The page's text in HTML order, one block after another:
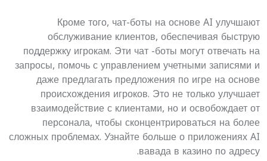
Кроме того, чат-боты на основе AI улучшают
обслуживание клиентов, обеспечивая быструю
поддержку игрокам. Эти чат -боты могут отвечать на
запросы, помочь с управлением учетными записями и
даже предлагать предложения по игре на основе
происхождения игроков. Это не только улучшает
взаимодействие с клиентами, но и освобождает от
персонала, чтобы сконцентрироваться на более
сложных проблемах. Узнайте больше о приложениях AI
в казино по адресу
вавада
.